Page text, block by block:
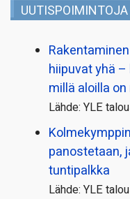
UUTISPOIMINTOJA
hiipuvat yhä
millä aloilla
Lähde: YLE
panostetaan,
tuntipalkka
Lähde: YLE